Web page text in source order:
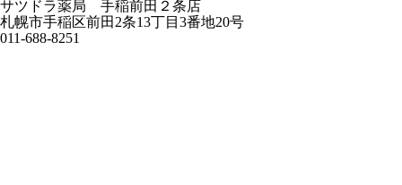
サツドラ薬局 手稲前田２条店
札幌市手稲区前田2条13丁目3番地20号
011-688-8251